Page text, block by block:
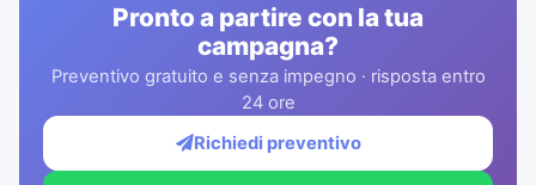
Pronto a partire con la tua
campagna?
Preventivo gratuito e senza impegno · risposta entro
24 ore
Richiedi preventivo